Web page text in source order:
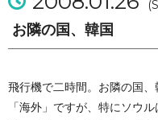
お隣の国、韓国
飛行機で二時間。お隣の国、
「海外」ですが、特にソウ